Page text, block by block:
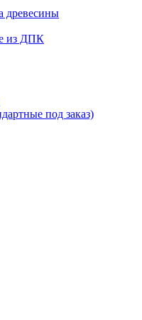
древесины
из ДПК
под заказ)